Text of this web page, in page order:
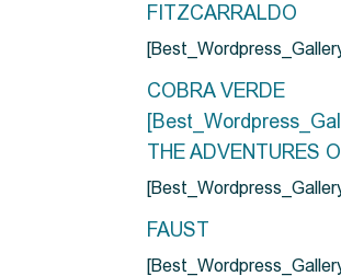
FITZCARRALDO
COBRA VERDE
THE ADVENTURES
FAUST